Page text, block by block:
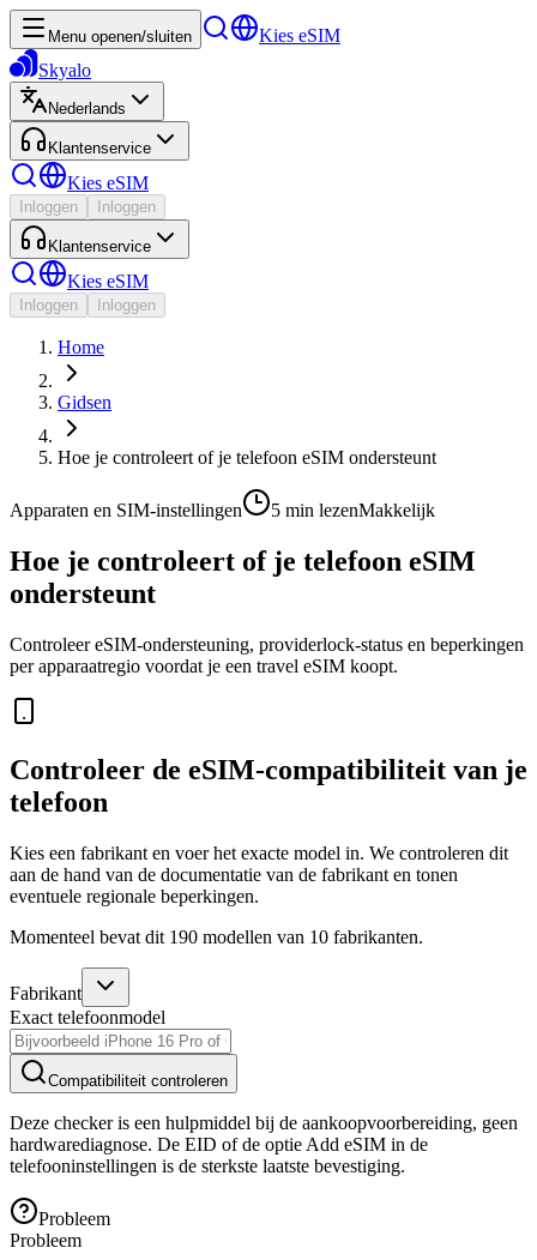
Menu openen/sluiten
Kies eSIM
Skyalo
Nederlands
Klantenservice
Kies eSIM
Inloggen Inloggen
Klantenservice
Kies eSIM
Inloggen Inloggen
Home
Gidsen
Hoe je controleert of je telefoon eSIM ondersteunt
Apparaten en SIM-instellingen 5 min lezenMakkelijk
Hoe je controleert of je telefoon eSIM
ondersteunt
Controleer eSIM-ondersteuning, providerlock-status en beperkingen
per apparaatregio voordat je een travel eSIM koopt.
Controleer de eSIM-compatibiliteit van je
telefoon
Kies een fabrikant en voer het exacte model in. We controleren dit
aan de hand van de documentatie van de fabrikant en tonen
eventuele regionale beperkingen.
Momenteel bevat dit 190 modellen van 10 fabrikanten.
Fabrikant
Exact telefoonmodel
Compatibiliteit controleren
Deze checker is een hulpmiddel bij de aankoopvoorbereiding, geen
hardwarediagnose. De EID of de optie Add eSIM in de
telefooninstellingen is de sterkste laatste bevestiging.
Probleem
Probleem